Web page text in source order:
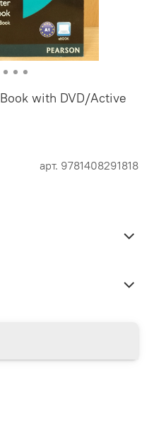
арт. 9781408291818
with DVD/Active